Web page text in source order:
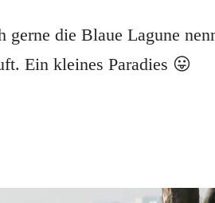
die Blaue Lagune
Ein kleines Paradies 😛